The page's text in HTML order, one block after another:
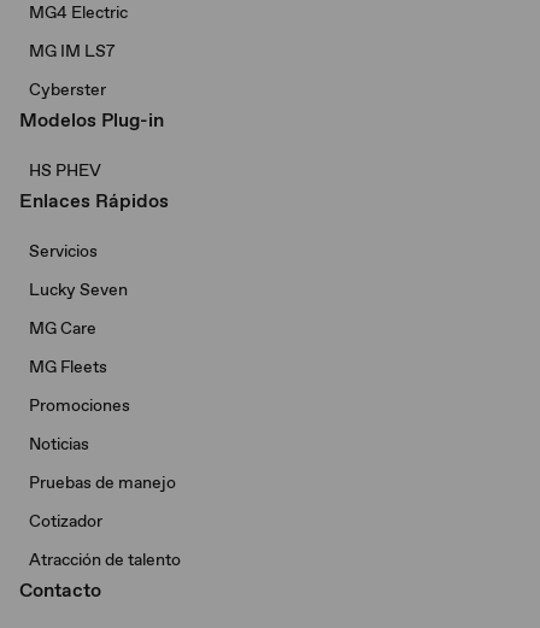
MG4 Electric
MG IM LS7
Cyberster
Modelos Plug-in
HS PHEV
Enlaces Rápidos
Servicios
Lucky Seven
MG Care
MG Fleets
Promociones
Noticias
Pruebas de manejo
Cotizador
Atracción de talento
Contacto